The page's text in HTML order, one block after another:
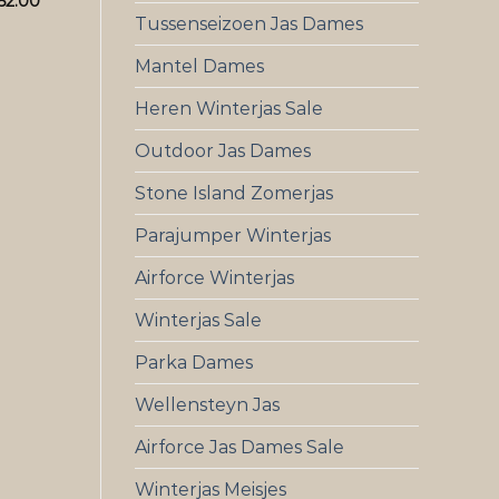
Tussenseizoen Jas Dames
Mantel Dames
Heren Winterjas Sale
Outdoor Jas Dames
Stone Island Zomerjas
Parajumper Winterjas
Airforce Winterjas
Winterjas Sale
Parka Dames
Wellensteyn Jas
Airforce Jas Dames Sale
Winterjas Meisjes